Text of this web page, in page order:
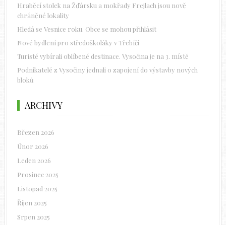
Hraběcí stolek na Žďársku a mokřady Frejlach jsou nově
chráněné lokality
Hledá se Vesnice roku. Obce se mohou přihlásit
Nové bydlení pro středoškoláky v Třebíči
Turisté vybírali oblíbené destinace. Vysočina je na 3. místě
Podnikatelé z Vysočiny jednali o zapojení do výstavby nových
bloků
ARCHIVY
Březen 2026
Únor 2026
Leden 2026
Prosinec 2025
Listopad 2025
Říjen 2025
Srpen 2025